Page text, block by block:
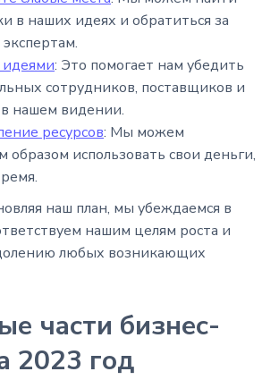
в наших идеях и обратиться за
: Это помогает нам убедить
сотрудников, поставщиков и
нашем видении.
ресурсов: Мы можем
образом использовать свои деньги,
наш план, мы убеждаемся в
нашим целям роста и
любых возникающих
части бизнес-
2023 год